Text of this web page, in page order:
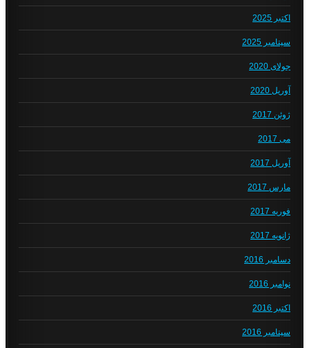
اکتبر 2025
سپتامبر 2025
جولای 2020
آوریل 2020
ژوئن 2017
می 2017
آوریل 2017
مارس 2017
فوریه 2017
ژانویه 2017
دسامبر 2016
نوامبر 2016
اکتبر 2016
سپتامبر 2016